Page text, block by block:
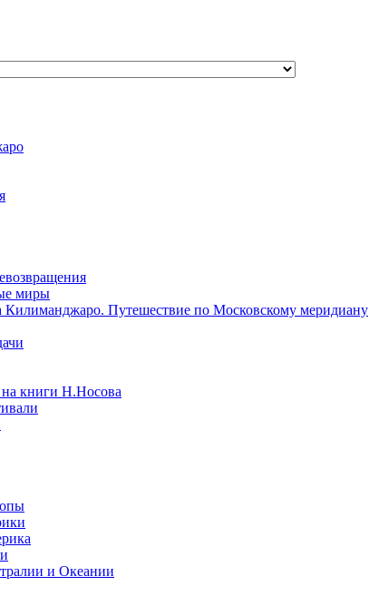
миры
Килиманджаро. Путешествие по Московскому меридиану
книги Н.Носова
и Океании